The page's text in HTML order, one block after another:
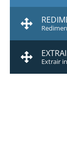
Extrair